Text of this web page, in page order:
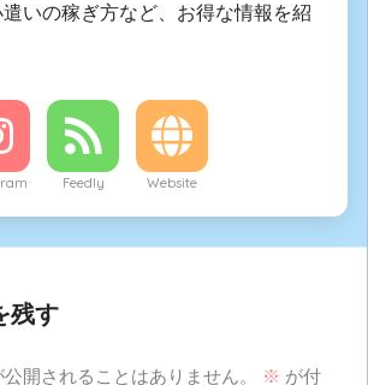
いの稼ぎ方など、お得な情報を紹
Feedly Website
残す
開されることはありません。 ※ が付